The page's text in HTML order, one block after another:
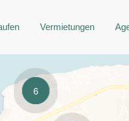
Vermietungen
6